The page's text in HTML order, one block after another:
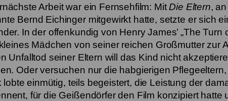
Arbeit war ein Fernsehfilm: Mit Die Eltern,
Bernd Eichinger mitgewirkt hatte, setzte er sich
In der offenkundig von Henry James’ „The
Mädchen von seiner reichen Großmutter zur
Unfalltod seiner Eltern will das Kind nicht
Oder versuchen nur die habgierigen
lobte einmütig, teils begeistert, die Leistung der
für die Geißendörfer den Film konzipiert hatte